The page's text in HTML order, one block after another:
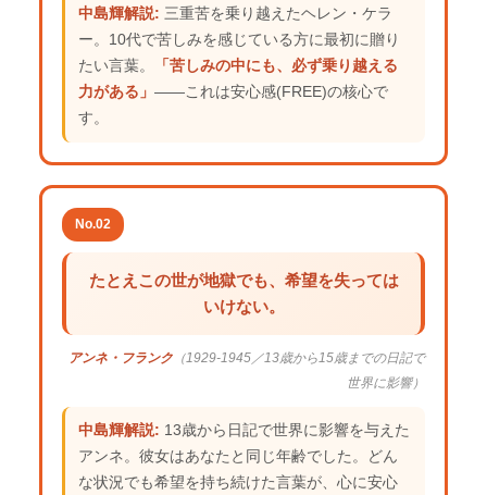
中島輝解説: 三重苦を乗り越えたヘレン・ケラ
ー。10代で苦しみを感じている方に最初に贈り
たい言葉。
「苦しみの中にも、必ず乗り越える
力がある」 ——これは安心感(FREE)の核心で
す。
No.02
たとえこの世が地獄でも、希望を失っては
いけない。
アンネ・フランク （1929-1945／13歳から15歳までの日記で
世界に影響）
中島輝解説: 13歳から日記で世界に影響を与えた
アンネ。彼女はあなたと同じ年齢でした。どん
な状況でも希望を持ち続けた言葉が、心に安心